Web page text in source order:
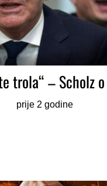
trola“ – Scholz
prije 2 godine